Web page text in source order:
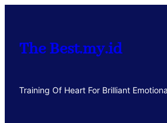
kontenThe Best.my.id
Training Of Heart For Brilliant